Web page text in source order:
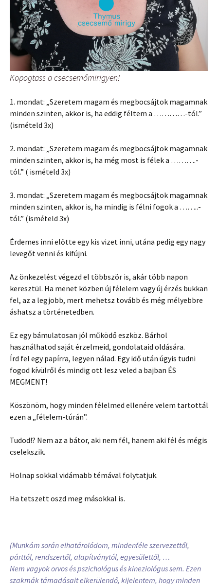
Kopogtass a csecsemőmirigyen!
1. mondat: „Szeretem magam és megbocsájtok magamnak
minden szinten, akkor is, ha eddig féltem a …………-tól.”
(ismételd 3x)
2. mondat: „Szeretem magam és megbocsájtok magamnak
minden szinten, akkor is, ha még most is félek a ……….-
tól.” ( ismételd 3x)
3. mondat: „Szeretem magam és megbocsájtok magamnak
minden szinten, akkor is, ha mindig is félni fogok a ……..-
tól.” (ismételd 3x)
Érdemes inni előtte egy kis vizet inni, utána pedig egy nagy
levegőt venni és kifújni.
Az önkezelést végezd el többször is, akár több napon
keresztül. Ha menet közben új félelem vagy új érzés bukkan
fel, az a legjobb, mert mehetsz tovább és még mélyebbre
áshatsz a történetedben.
Ez egy bámulatosan jól működő eszköz. Bárhol
használhatod saját érzelmeid, gondolataid oldására.
Írd fel egy papírra, legyen nálad. Egy idő után úgyis tudni
fogod kívülről és mindig ott lesz veled a bajban ÉS
MEGMENT!
Köszönöm, hogy minden félelmed ellenére velem tartottál
ezen a „félelem-túrán”.
Tudod!? Nem az a bátor, aki nem fél, hanem aki fél és mégis
cselekszik.
Holnap sokkal vidámabb témával folytatjuk.
Ha tetszett oszd meg másokkal is.
(Munkám során elhatárolódom, mindenféle szervezettől,
párttól, rendszertől, alapítványtól, egyesülettől, …
Nem vagyok orvos és pszichológus és kineziológus sem. Ezen
szakmák támadásait elkerülendő, kijelentem, hogy minden